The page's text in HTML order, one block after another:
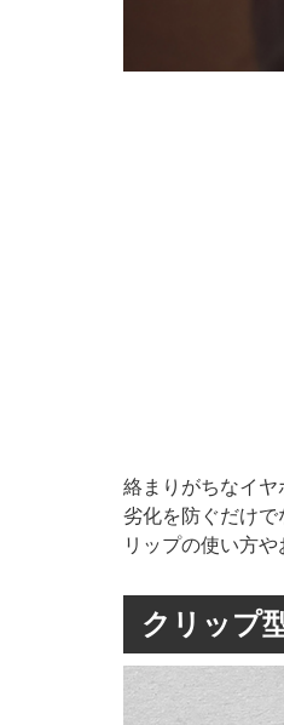
絡まりがちなイ
劣化を防ぐだけ
リップの使い方や
クリップ